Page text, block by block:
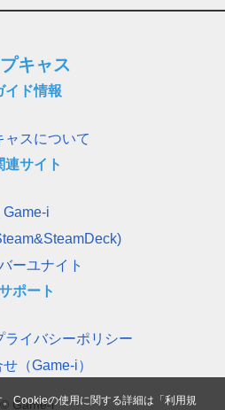
キャス
イド情報
ャスについて
連サイト
Game-i
ーユナイト
ポート
ライバシーポリシー
（Game-i）
© Game-i
Cookieの使用に関する詳細は「利用規